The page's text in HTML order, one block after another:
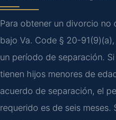
Para obtener un divorcio no
bajo Va. Code § 20-91(9)(a)
un período de separación.
tienen hijos menores de
acuerdo de separación, el
requerido es de seis meses.